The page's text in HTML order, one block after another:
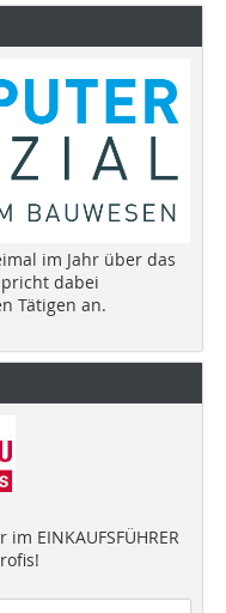
im Jahr über das
dabei
Tätigen an.
EINKAUFSFÜHRER